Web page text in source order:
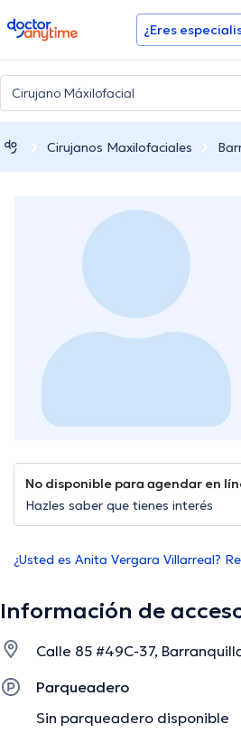
doctoranytime ¿Eres
Cirujanos Maxilofaciales
No disponible para agendar en
Hazles saber que tienes interés
¿Usted es Anita Vergara Villarreal?
Información de
Calle 85 #49C-37,
Parqueadero
Sin parqueadero disponible